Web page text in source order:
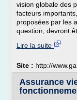
vision globale des
facteurs
proposées par les
question, devront
Lire la suite
Site : http://
Assurance